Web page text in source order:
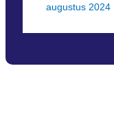
augustus 2024